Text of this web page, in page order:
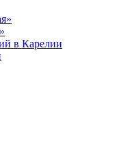
в Карелии